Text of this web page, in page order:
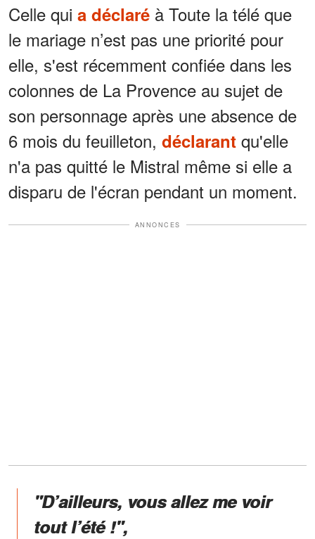
Celle qui a déclaré à Toute la télé que
le mariage n’est pas une priorité pour
elle, s'est récemment confiée dans les
colonnes de La Provence au sujet de
son personnage après une absence de
6 mois du feuilleton, déclarant qu'elle
n'a pas quitté le Mistral même si elle a
disparu de l'écran pendant un moment.
ANNONCES
"D’ailleurs, vous allez me voir
tout l’été !",